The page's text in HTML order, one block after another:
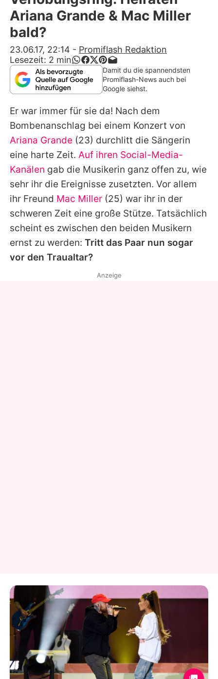
Alle Themen auf Promiflash
App runterladen
Team
Redaktionelle Richtlinien
Impressum
Datenschutzerklärung
Nutzungsbedingungen
Utiq verwalten
Ariana Grande & Mac Miller
bald?
23.06.17, 22:14 - Promiflash Redaktion
Lesezeit: 2 min
Damit du die spannendsten
Promiflash-News auch bei
Google siehst.
Er war immer für sie da! Nach dem
Bombenanschlag bei einem Konzert von
Ariana Grande (23) durchlitt die Sängerin
eine harte Zeit. Auf ihren Social-Media-
Kanälen gab die Musikerin ganz offen zu, wie
sehr ihr die Ereignisse zusetzten. Vor allem
ihr Freund Mac Miller (25) war ihr in der
schweren Zeit eine große Stütze. Tatsächlich
scheint es zwischen den beiden Musikern
ernst zu werden: Tritt das Paar nun sogar
vor den Traualtar?
Anzeige